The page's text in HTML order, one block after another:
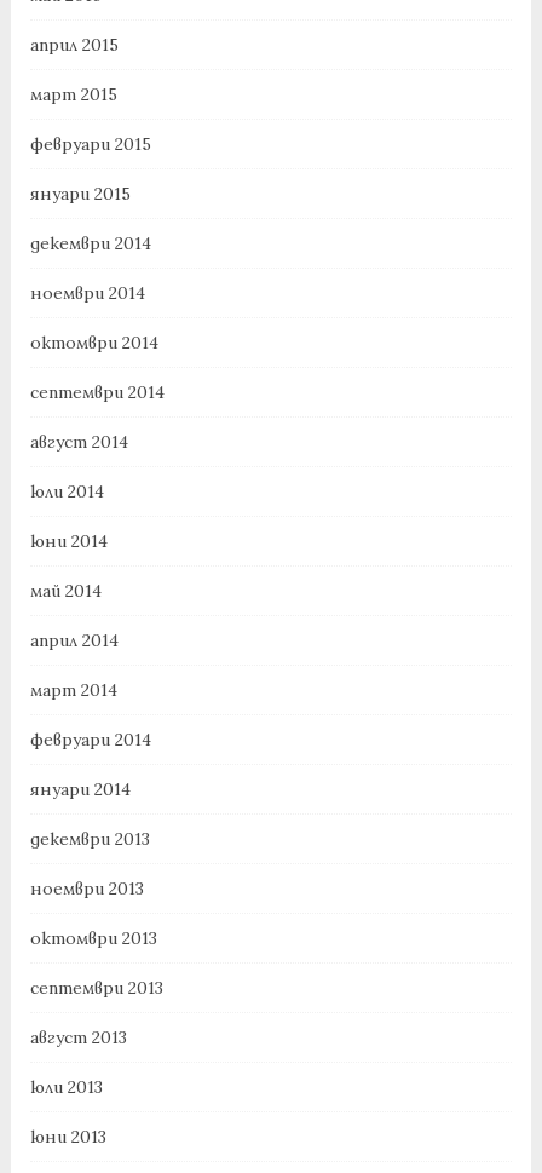
април 2015
март 2015
февруари 2015
януари 2015
декември 2014
ноември 2014
октомври 2014
септември 2014
август 2014
юли 2014
юни 2014
май 2014
април 2014
март 2014
февруари 2014
януари 2014
декември 2013
ноември 2013
октомври 2013
септември 2013
август 2013
юли 2013
юни 2013